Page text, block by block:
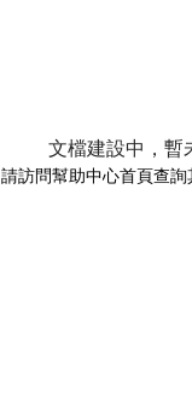
文檔建設中，暫
請訪問幫助中心首頁查